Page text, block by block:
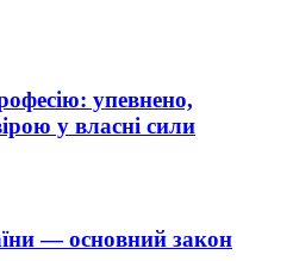
упевнено,
у власні сили
— основний закон